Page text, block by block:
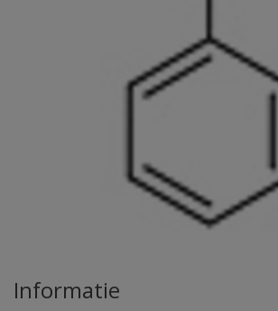
Informatie